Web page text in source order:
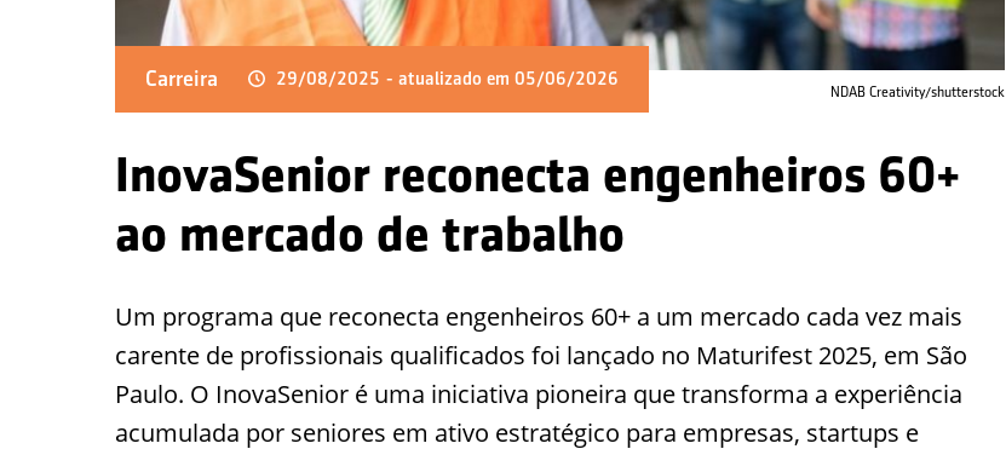
NDAB Creativity/shutterstock
Carreira 29/08/2025 - atualizado em 05/06/2026
InovaSenior reconecta engenheiros 60+
ao mercado de trabalho
Um programa que reconecta engenheiros 60+ a um mercado cada vez mais
carente de profissionais qualificados foi lançado no Maturifest 2025, em São
Paulo. O InovaSenior é uma iniciativa pioneira que transforma a experiência
acumulada por seniores em ativo estratégico para empresas, startups e